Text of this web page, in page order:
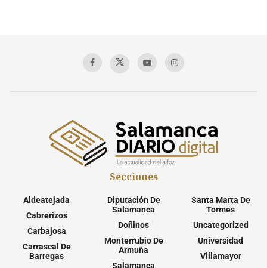
Secciones
Aldeatejada
Cabrerizos
Carbajosa
Carrascal De
Barregas
Diputación De
Salamanca
Doñinos
Monterrubio De
Armuña
Salamanca
Santa Marta De
Tormes
Uncategorized
Universidad
Villamayor